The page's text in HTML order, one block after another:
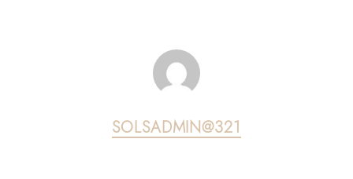
SOLSADMIN@321